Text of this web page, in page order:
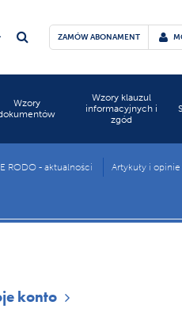
ZAMÓW ABONAMENT
Wzory
Wzory klauzul
informacyjnych i
zgód
RODO - aktualności Artykuły i opinie
konto